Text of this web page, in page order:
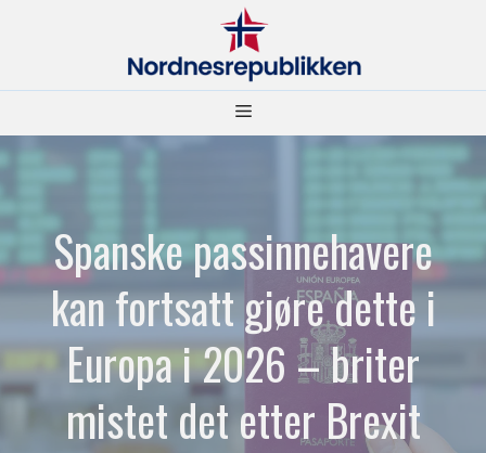
Meny
Spanske passinnehavere
kan fortsatt gjøre dette i
Europa i 2026 – briter
mistet det etter Brexit